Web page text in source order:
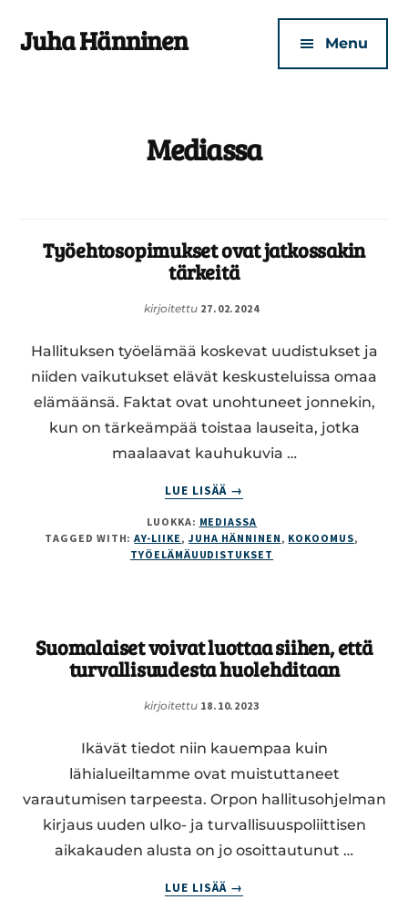
main
footer
menu
Juha Hänninen Menu
Mediassa
Työehtosopimukset ovat jatkossakin
tärkeitä
kirjoitettu 27.02.2024
Hallituksen työelämää koskevat uudistukset ja
niiden vaikutukset elävät keskusteluissa omaa
elämäänsä. Faktat ovat unohtuneet jonnekin,
kun on tärkeämpää toistaa lauseita, jotka
maalaavat kauhukuvia …
LUE LISÄÄ
ABOUT
OVAT
JATKOSSAKIN
→
LUOKKA: MEDIASSA
TAGGED WITH:AY-LIIKE ,JUHA HÄNNINEN , KOKOOMUS,
TYÖELÄMÄUUDISTUKSET
Suomalaiset voivat luottaa siihen, että
turvallisuudesta huolehditaan
kirjoitettu 18.10.2023
Ikävät tiedot niin kauempaa kuin
lähialueiltamme ovat muistuttaneet
varautumisen tarpeesta. Orpon hallitusohjelman
kirjaus uuden ulko- ja turvallisuuspoliittisen
aikakauden alusta on jo osoittautunut …
LUE LISÄÄ
ABOUT
→